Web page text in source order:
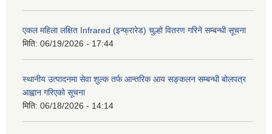
एकल महिला लक्षित Infrared (इन्फ्रारेड) चुल्हो वितरण गरिने सम्बन्धी सूचना
मिति: 06/19/2026 - 17:44
स्थानीय उत्पादनमा सेवा शुल्क तर्फ आन्तरिक आय सङ्कलन सम्बन्धी बोलपत्र
आह्वान गरिएको सूचना
मिति: 06/18/2026 - 14:14